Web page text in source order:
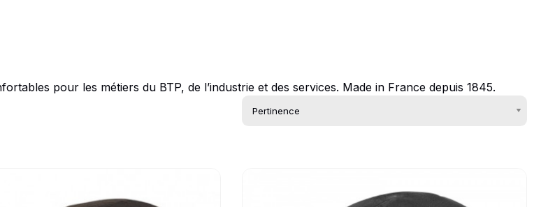
pour les métiers du BTP, de l’industrie et des services. Made in France depuis 1845.